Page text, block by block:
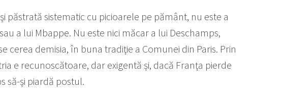
păstrată sistematic cu picioarele pe pământ, nu este a
a lui Mbappe. Nu este nici măcar a lui Deschamps,
cerea demisia, în buna tradiţie a Comunei din Paris. Prin
e recunoscătoare, dar exigentă şi, dacă Franţa pierde
să-şi piardă postul.